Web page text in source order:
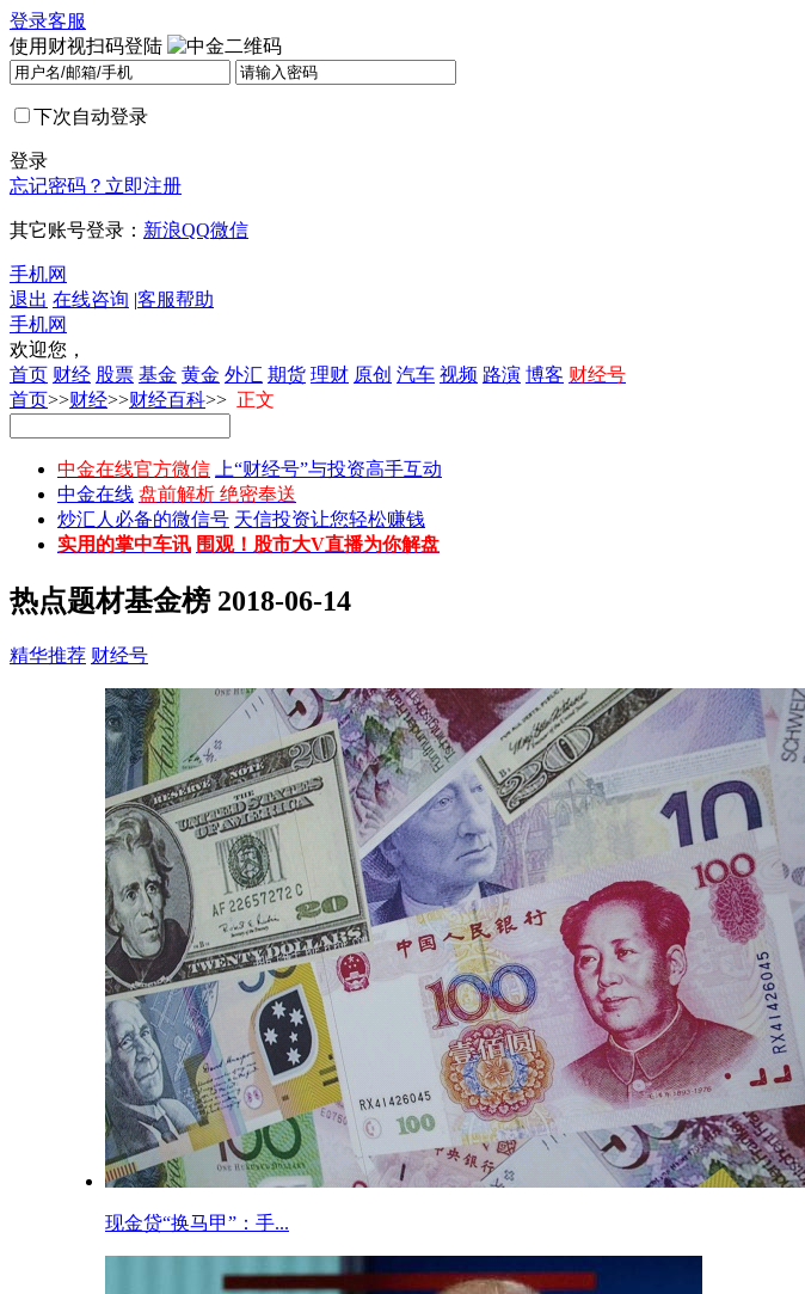
登录客服
使用财视扫码登陆
下次自动登录
登录
忘记密码？ 立即注册
其它账号登录： 新浪QQ微信
手机网
退出 在线咨询 |客服帮助
手机网
欢迎您，
首页 财经 股票 基金 黄金 外汇 期货 理财 原创 汽车 视频 路演 博客 财经号
首页>>财经>>财经百科>> 正文
中金在线官方微信
上“财经号”与投资高手互动
中金在线 盘前解析 绝密奉送
炒汇人必备的微信号 天信投资让您轻松赚钱
实用的掌中车讯 围观！股市大V直播为你解盘
热点题材基金榜 2018-06-14
精华推荐 财经号
现金贷“换马甲”：手...